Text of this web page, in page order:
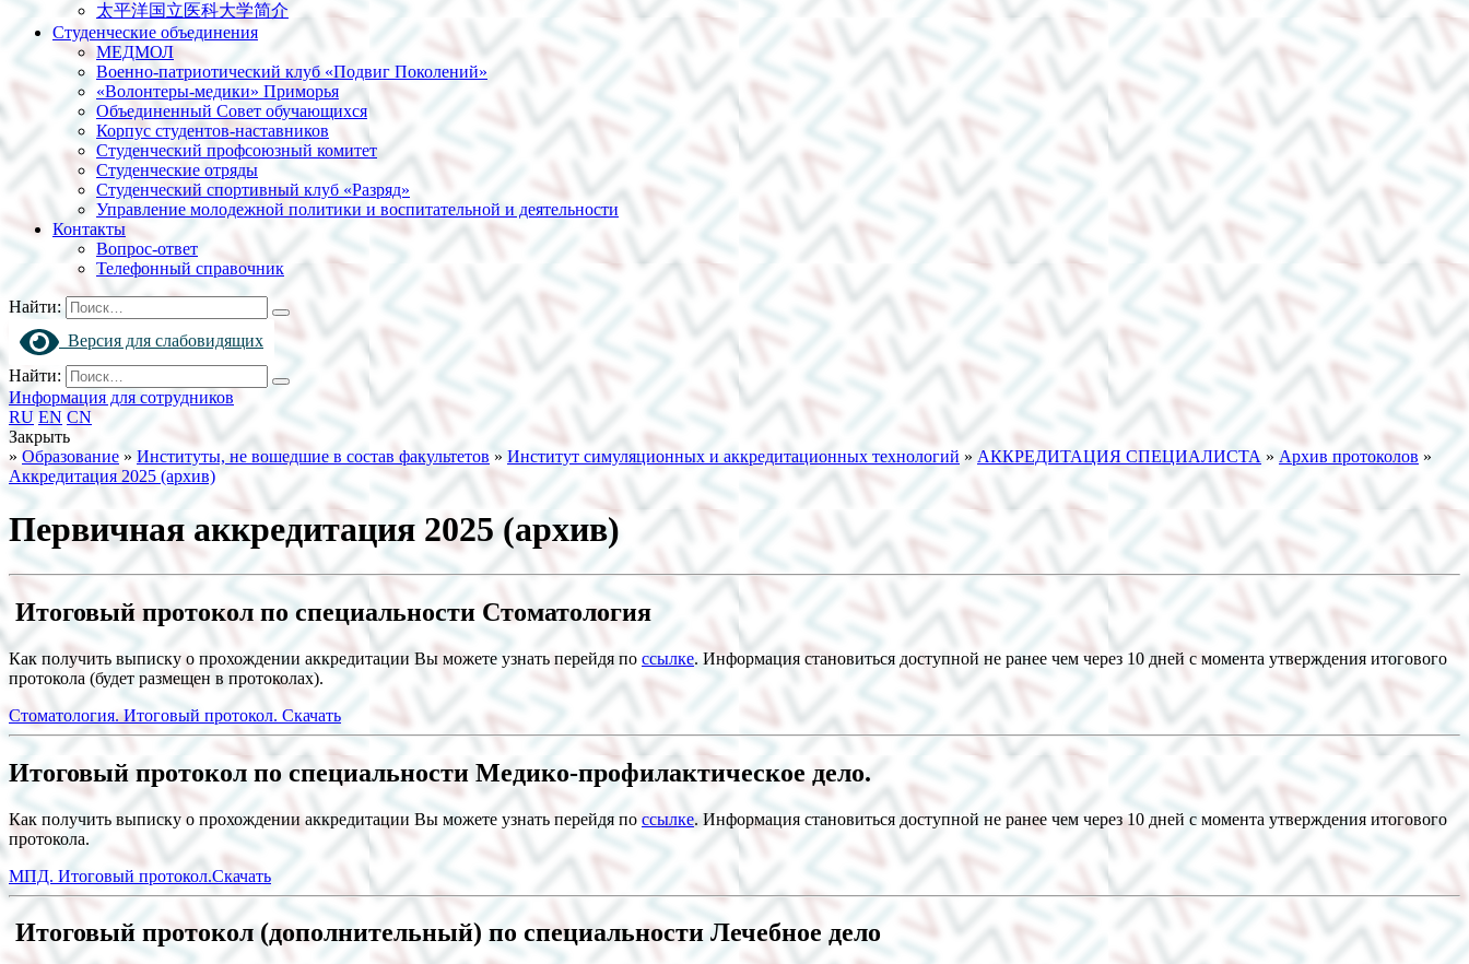
太平洋国立医科大学简介
Студенческие объединения
МЕДМОЛ
Военно-патриотический клуб «Подвиг Поколений»
«Волонтеры-медики» Приморья
Объединенный Совет обучающихся
Корпус студентов-наставников
Студенческий профсоюзный комитет
Студенческие отряды
Студенческий спортивный клуб «Разряд»
Управление молодежной политики и воспитательной и деятельности
Контакты
Вопрос-ответ
Телефонный справочник
Найти:
Версия для слабовидящих
Найти:
Информация для сотрудников
RU EN CN
Закрыть
» Образование » Институты, не вошедшие в состав факультетов » Институт симуляционных и аккредитационных технологий » АККРЕДИТАЦИЯ СПЕЦИАЛИСТА » Архив протоколов »
Аккредитация 2025 (архив)
Первичная аккредитация 2025 (архив)
Итоговый протокол по специальности Стоматология
Как получить выписку о прохождении аккредитации Вы можете узнать перейдя по ссылке. Информация становиться доступной не ранее чем через 10 дней с момента утверждения итогового
протокола (будет размещен в протоколах).
Стоматология. Итоговый протокол. Скачать
Итоговый протокол по специальности Медико-профилактическое дело.
Как получить выписку о прохождении аккредитации Вы можете узнать перейдя по ссылке. Информация становиться доступной не ранее чем через 10 дней с момента утверждения итогового
протокола.
МПД. Итоговый протокол.Скачать
Итоговый протокол (дополнительный) по специальности Лечебное дело